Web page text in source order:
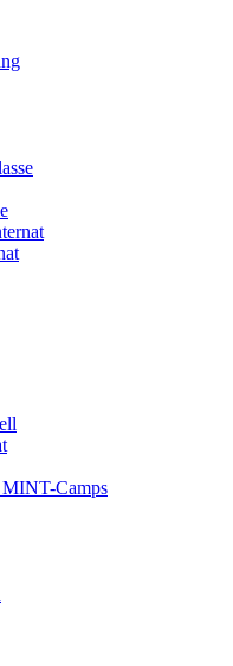
Camps